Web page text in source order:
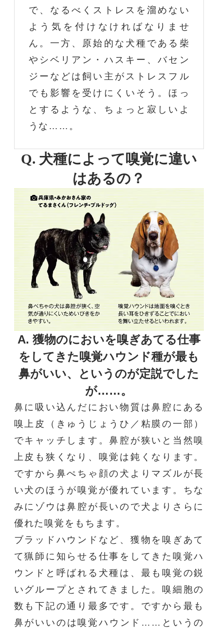
で、なるべくストレスを溜めない
よう気を付けなければなりませ
ん。一方、原始的な犬種である柴
やシベリアン・ハスキー、バセン
ジーなどは飼い主がストレスフル
でも影響を受けにくいそう。ほっ
とするような、ちょっと寂しいよ
うな……。
Q. 犬種によって嗅覚に違い
はあるの？
A. 獲物のにおいを嗅ぎあてる仕事
をしてきた嗅覚ハウンド種が最も
鼻がいい、というのが定説でした
が……。
鼻に吸い込んだにおい物質は鼻腔にある
嗅上皮（きゅうじょうひ／粘膜の一部）
でキャッチします。鼻腔が狭いと当然嗅
上皮も狭くなり、嗅覚は鈍くなります。
ですから鼻ぺちゃ顔の犬よりマズルが長
い犬のほうが嗅覚が優れています。ちな
みにゾウは鼻腔が長いので犬よりさらに
優れた嗅覚をもちます。
ブラッドハウンドなど、獲物を嗅ぎあて
て猟師に知らせる仕事をしてきた嗅覚ハ
ウンドと呼ばれる犬種は、最も嗅覚の鋭
いグループとされてきました。嗅細胞の
数も下記の通り最多です。ですから最も
鼻がいいのは嗅覚ハウンド……というの